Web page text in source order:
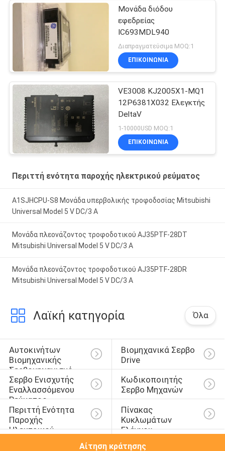
Μονάδα διόδου
εφεδρείας
IC693MDL940
Διαπραγματεύσιμα MOQ:1
ΕΠΙΚΟΙΝΩΝΊΑ
VE3008 KJ2005X1-MQ1
12P6381X032 Ελεγκτής
DeltaV
1-10000USD MOQ:1
ΕΠΙΚΟΙΝΩΝΊΑ
Περιττή ενότητα παροχής ηλεκτρικού ρεύματος
A1SJHCPU-S8 Μονάδα υπερβολικής τροφοδοσίας Mitsubishi
Universal Model 5 V DC/3 A
Μονάδα πλεονάζοντος τροφοδοτικού AJ35PTF-28DT
Mitsubishi Universal Model 5 V DC/3 A
Μονάδα πλεονάζοντος τροφοδοτικού AJ35PTF-28DR
Mitsubishi Universal Model 5 V DC/3 A
Λαϊκή κατηγορία Όλα
Αυτοκινήτων
Βιομηχανικής
Σερβομηχανισμό
Βιομηχανικά Σερβο
Drive
Σερβο Ενισχυτής
Εναλλασσόμενου
Ρεύματος
Κωδικοποιητής
Σερβο Μηχανών
Περιττή Ενότητα
Παροχής
Ηλεκτρικού
Πίνακας
Κυκλωμάτων
Ελέγχου
Αίτηση κράτησης